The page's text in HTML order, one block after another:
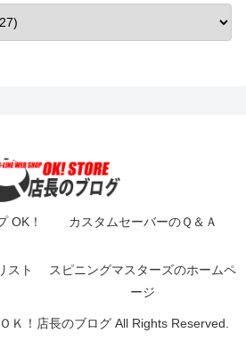
OK！
カスタムセーバーのＱ＆Ａ
スト
スピニングマスターズのホームペ
ージ
Ｋ！店長のブログ All Rights Reserved.